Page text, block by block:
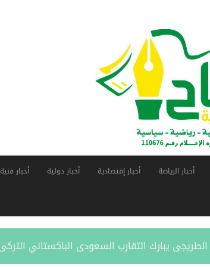
أخبار الرياضة أخبار إقتصادية أخبار دولية أخبار فنية
الطريجى يبارك التقارب السعودى الباكستاني التركى